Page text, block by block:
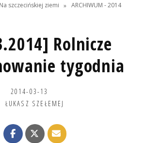
Na szczecińskiej ziemi » ARCHIWUM - 2014
Rolnicze
tygodnia
2014-03-13
ŁUKASZ SZEŁEMEJ